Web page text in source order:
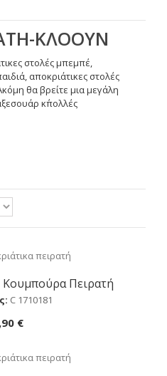
ΚΛΟΟΥΝ
στολές μπεμπέ,
αποκριάτικες στολές
θα βρείτε μια μεγάλη
κ΄πολλές
Αγορά
Κουμπούρα Πειρατή
C 1710181
€